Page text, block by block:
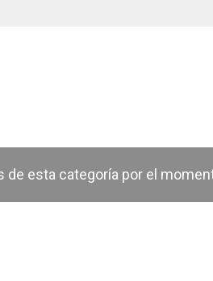
de esta categoría por el